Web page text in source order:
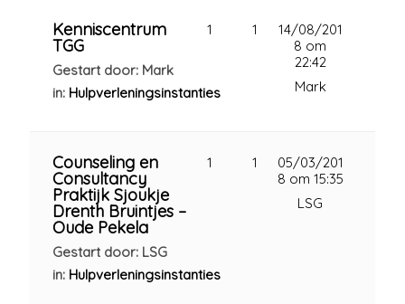
Kenniscentrum
TGG
Gestart door: Mark
in: Hulpverleningsinstanties
1 1
14/08/201
8 om
22:42
Mark
Counseling en
Consultancy
Praktijk Sjoukje
Drenth Bruintjes –
Oude Pekela
Gestart door: LSG
in: Hulpverleningsinstanties
1 1
05/03/201
8 om 15:35
LSG